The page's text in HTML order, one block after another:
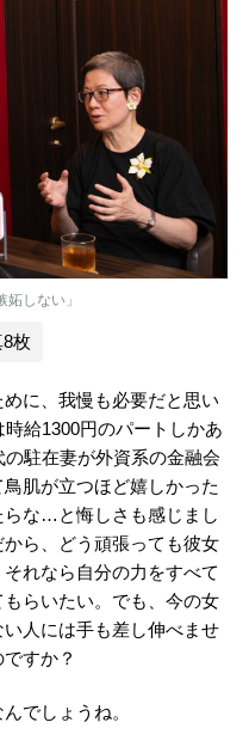
しない」
枚
に、我慢も必要だと思い
給1300円のパートしかあ
駐在妻が外資系の金融会
肌が立つほど嬉しかった
らな…と悔しさも感じまし
ら、どう頑張っても彼女
れなら自分の力をすべて
らいたい。でも、今の女
人には手も差し伸べませ
すか？
でしょうね。